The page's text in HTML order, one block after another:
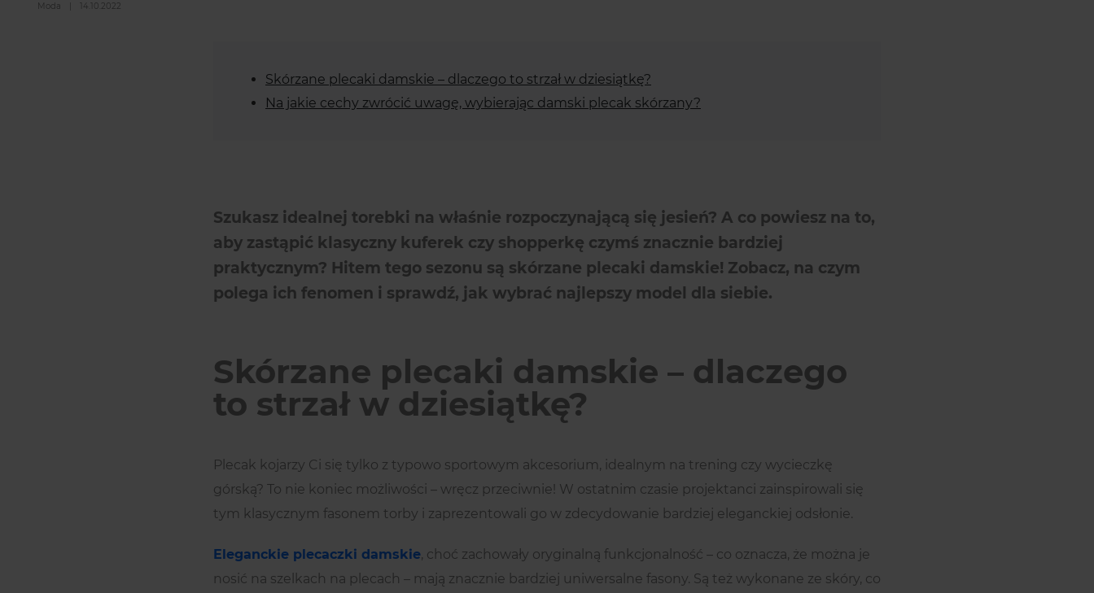
Moda 14.10.2022
Skórzane plecaki damskie – dlaczego to strzał w dziesiątkę?
Na jakie cechy zwrócić uwagę, wybierając damski plecak skórzany?
Szukasz idealnej torebki na właśnie rozpoczynającą się jesień? A co powiesz na to,
aby zastąpić klasyczny kuferek czy shopperkę czymś znacznie bardziej
praktycznym? Hitem tego sezonu są skórzane plecaki damskie! Zobacz, na czym
polega ich fenomen i sprawdź, jak wybrać najlepszy model dla siebie.
Skórzane plecaki damskie – dlaczego
to strzał w dziesiątkę?
Plecak kojarzy Ci się tylko z typowo sportowym akcesorium, idealnym na trening czy wycieczkę
górską? To nie koniec możliwości – wręcz przeciwnie! W ostatnim czasie projektanci zainspirowali się
tym klasycznym fasonem torby i zaprezentowali go w zdecydowanie bardziej eleganckiej odsłonie.
Eleganckie plecaczki damskie, choć zachowały oryginalną funkcjonalność – co oznacza, że można je
nosić na szelkach na plecach – mają znacznie bardziej uniwersalne fasony. Są też wykonane ze skóry, co